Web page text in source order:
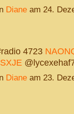
Dianeam 24.
4723
Dianeam 23.